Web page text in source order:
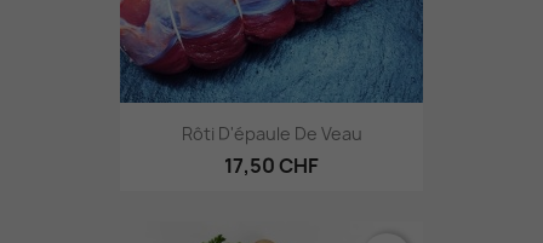
Rôti D'épaule De Veau
17,50 CHF